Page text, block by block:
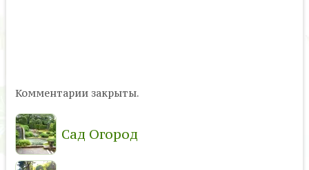
Комментарии закрыты.
Сад Огород